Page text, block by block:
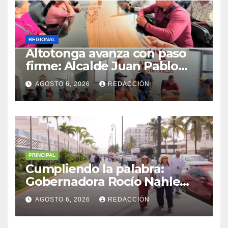
REGIONAL
Altotonga avanza con paso
firme: Alcalde Juan Pablo
Becerra encabeza mesa de
diálogo con habitantes de
Malacatepec
AGOSTO 6, 2026 REDACCIÓN
PRINCIPAL
Cumpliendo la palabra:
Gobernadora Rocío Nahle
impulsa la gran rehabilitación
del Centro Histórico de
Veracruz
AGOSTO 6, 2026 REDACCIÓN